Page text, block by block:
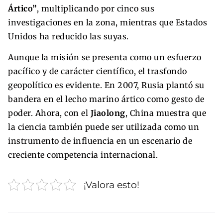
Ártico”, multiplicando por cinco sus
investigaciones en la zona, mientras que Estados
Unidos ha reducido las suyas.
Aunque la misión se presenta como un esfuerzo
pacífico y de carácter científico, el trasfondo
geopolítico es evidente. En 2007, Rusia plantó su
bandera en el lecho marino ártico como gesto de
poder. Ahora, con el Jiaolong, China muestra que
la ciencia también puede ser utilizada como un
instrumento de influencia en un escenario de
creciente competencia internacional.
¡Valora esto!